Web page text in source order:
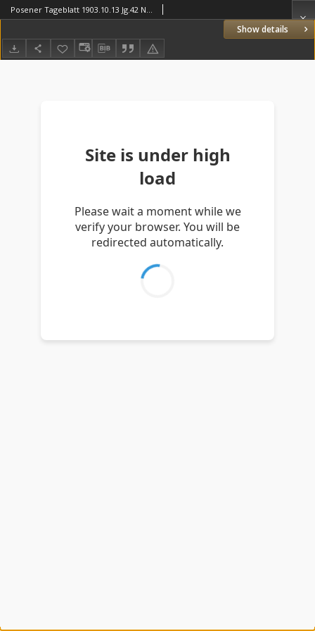
Show details
Posener Tageblatt 1903.10.13 Jg.42 Nr479